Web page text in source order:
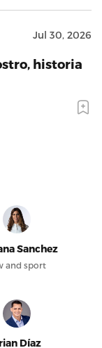
Jul 30, 2026
historia
Sanchez
and sport
Díaz